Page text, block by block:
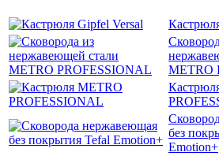
METRO
без
Emotion+